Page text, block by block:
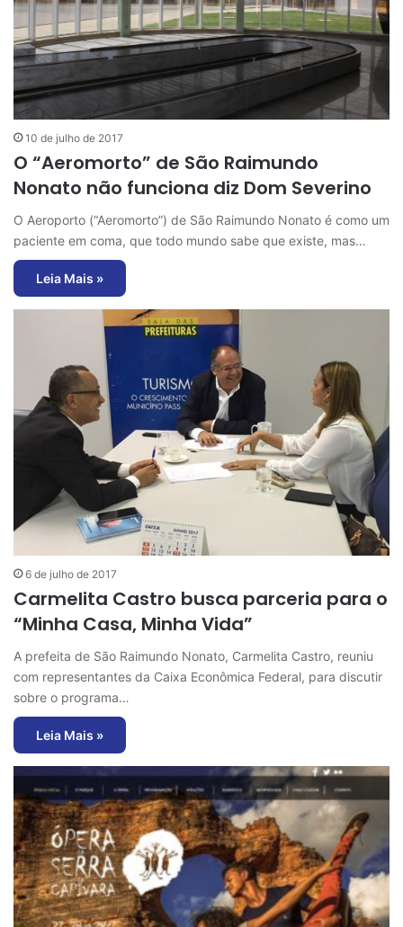
10 de julho de 2017
O “Aeromorto” de São Raimundo
Nonato não funciona diz Dom Severino
O Aeroporto (“Aeromorto”) de São Raimundo Nonato é como um
paciente em coma, que todo mundo sabe que existe, mas…
Leia Mais »
6 de julho de 2017
Carmelita Castro busca parceria para o
“Minha Casa, Minha Vida”
A prefeita de São Raimundo Nonato, Carmelita Castro, reuniu
com representantes da Caixa Econômica Federal, para discutir
sobre o programa…
Leia Mais »